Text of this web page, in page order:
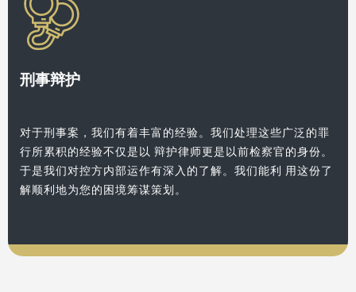
刑事辩护
对于刑事案，我们有着丰富的经验。我们处理这些广泛的罪
行所累积的经验不仅是以 辩护律师更是以前检察官的身份。
于是我们对控方内部运作有深入的了解。我们能利 用这份了
解顺利地为您的困境筹谋策划。